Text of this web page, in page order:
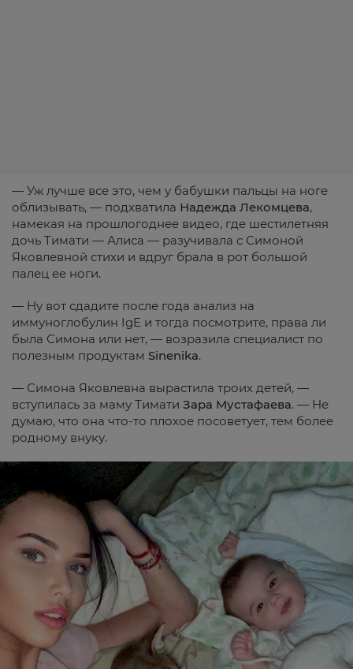
— Уж лучше все это, чем у бабушки пальцы на ноге
облизывать, — подхватила Надежда Лекомцева,
намекая на прошлогоднее видео, где шестилетняя
дочь Тимати — Алиса — разучивала с Симоной
Яковлевной стихи и вдруг брала в рот большой
палец ее ноги.
— Ну вот сдадите после года анализ на
иммуноглобулин IgE и тогда посмотрите, права ли
была Симона или нет, — возразила специалист по
полезным продуктам Sinenika.
— Симона Яковлевна вырастила троих детей, —
вступилась за маму Тимати Зара Мустафаева. — Не
думаю, что она что-то плохое посоветует, тем более
родному внуку.